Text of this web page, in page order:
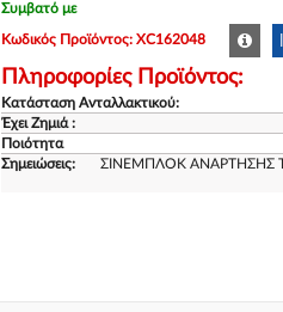
Συμβατό με
Κωδικός Προϊόντος: XC162048
Πληροφορίες Προϊόντος:
Κατάσταση Ανταλλακτικού:
Έχει Ζημιά :
Ποιότητα
Σημειώσεις:
ΣΙΝΕΜΠΛΟΚ ΑΝΑΡΤΗΣΗΣ